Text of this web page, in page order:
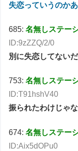
失恋っていうのか
685:名無しステー
ID:9zZZQ/2/0
別に失恋してない
753:名無しステー
ID:T91hshV40
振られたわけじゃ
674:名無しステー
ID:Aix5dOPu0